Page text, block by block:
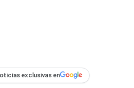
exclusivas en